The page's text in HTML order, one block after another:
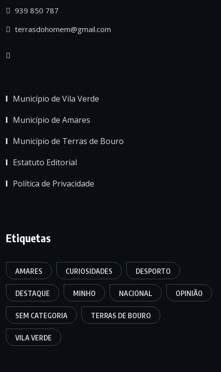
939 850 787
terrasdohomem@gmail.com
Município de Vila Verde
Município de Amares
Município de Terras de Bouro
Estatuto Editorial
Política de Privacidade
Etiquetas
AMARES CURIOSIDADES DESPORTO
DESTAQUE MINHO NACIONAL OPINIÃO
SEM CATEGORIA TERRAS DE BOURO
VILA VERDE